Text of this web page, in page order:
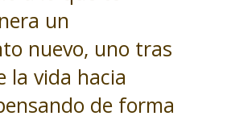
un
nuevo, uno tras
la vida hacia
de forma